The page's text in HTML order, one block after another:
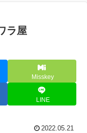
ラ屋
Misskey
LINE
2022.05.21